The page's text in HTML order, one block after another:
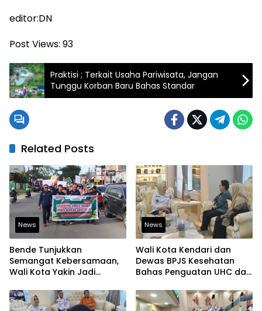
editor:DN
Post Views: 93
Praktisi ; Terkait Usaha Pariwisata, Jangan
Tunggu Korban Baru Bahas Standar
Related Posts
News
Bende Tunjukkan
Semangat Kebersamaan,
Wali Kota Yakin Jadi
Lain
News
Wali Kota Kendari dan
Dewas BPJS Kesehatan
Bahas Penguatan UHC dan
Kesehatan